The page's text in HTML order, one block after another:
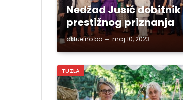
Nedžad Jusić dobitnik
prestižnog priznanja
aktuelno.ba maj 10, 2023
TUZLA